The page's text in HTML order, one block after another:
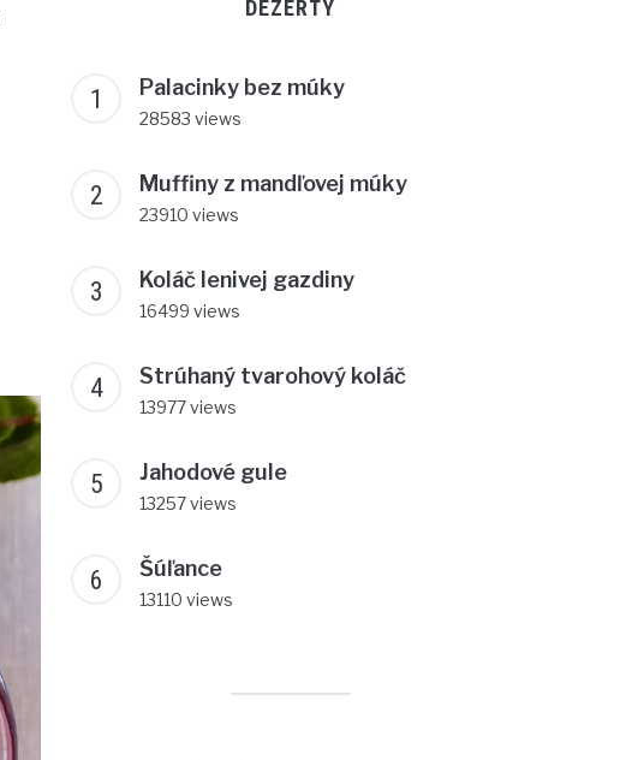
DEZERTY
Palacinky bez múky
28583 views
Muffiny z mandľovej múky
23910 views
Koláč lenivej gazdiny
16499 views
Strúhaný tvarohový koláč
13977 views
Jahodové gule
13257 views
Šúľance
13110 views